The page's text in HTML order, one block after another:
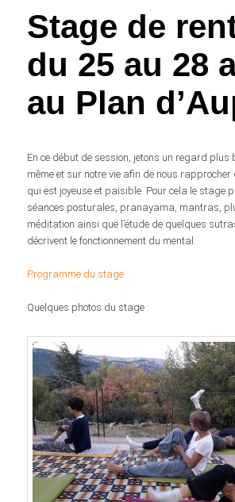
Stage de
du 25 au 28
au Plan
En ce début de session, jetons un regard plus
même et sur notre vie afin de nous
qui est joyeuse et paisible. Pour cela le stage
séances posturales, pranayama, mantras,
méditation ainsi que l’étude de quelques
décrivent le fonctionnement du mental.
Programme du stage.
Quelques photos du stage :